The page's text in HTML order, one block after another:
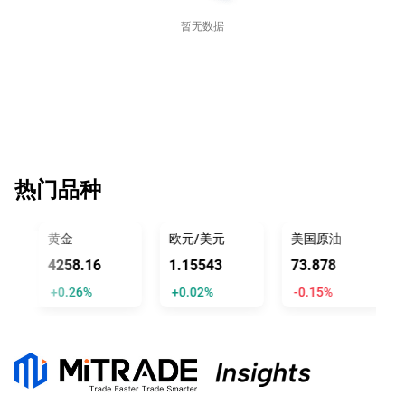
暂无数据
热门品种
黄金
4258.16
+0.26%
欧元/美元
1.15545
+0.02%
美国原油
73.878
-0.15%